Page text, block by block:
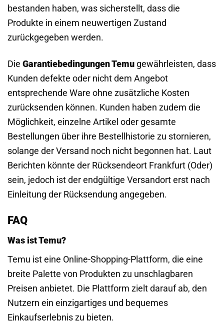
bestanden haben, was sicherstellt, dass die
Produkte in einem neuwertigen Zustand
zurückgegeben werden.
Die Garantiebedingungen Temu gewährleisten, dass
Kunden defekte oder nicht dem Angebot
entsprechende Ware ohne zusätzliche Kosten
zurücksenden können. Kunden haben zudem die
Möglichkeit, einzelne Artikel oder gesamte
Bestellungen über ihre Bestellhistorie zu stornieren,
solange der Versand noch nicht begonnen hat. Laut
Berichten könnte der Rücksendeort Frankfurt (Oder)
sein, jedoch ist der endgültige Versandort erst nach
Einleitung der Rücksendung angegeben.
FAQ
Was ist Temu?
Temu ist eine Online-Shopping-Plattform, die eine
breite Palette von Produkten zu unschlagbaren
Preisen anbietet. Die Plattform zielt darauf ab, den
Nutzern ein einzigartiges und bequemes
Einkaufserlebnis zu bieten.